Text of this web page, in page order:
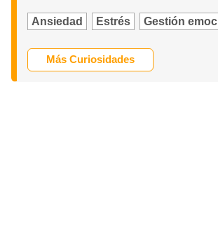
Ansiedad Estrés Gestión
Más Curiosidades